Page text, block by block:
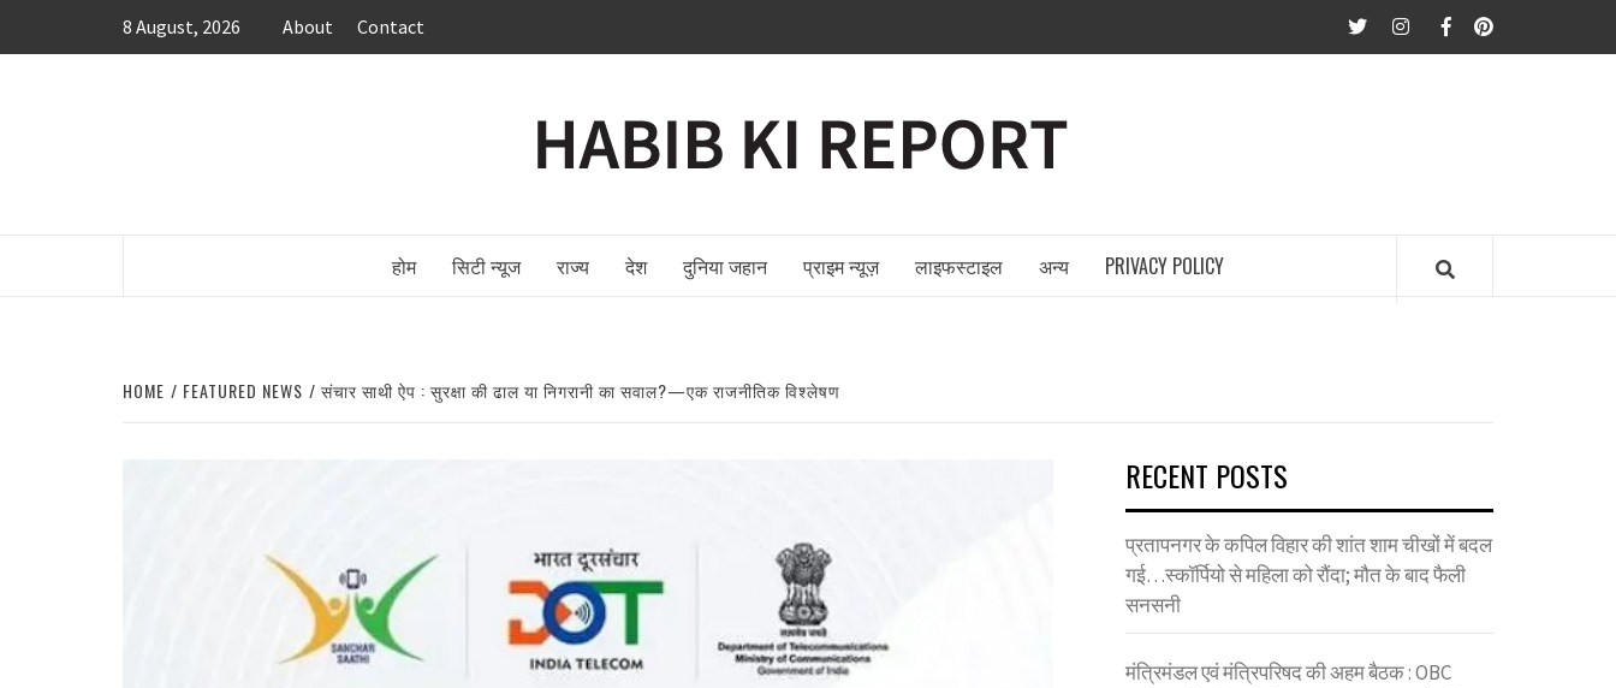
8 August, 2026 About Contact twitterInstagram
FacebookPinterest
होम सिटी न्यूज राज्य देश दुनिया जहान प्राइम न्यूज़ लाइफस्टाइल अन्य PRIVACY POLICY
HOME FEATURED NEWS संचार साथी ऐप : सुरक्षा की ढाल या निगरानी का सवाल?—एक राजनीतिक विश्लेषण
RECENT POSTS
प्रतापनगर के कपिल विहार की शांत शाम चीखों में बदल
गई…स्कॉर्पियो से महिला को रौंदा; मौत के बाद फैली
सनसनी
मंत्रिमंडल एवं मंत्रिपरिषद की अहम बैठक : OBC